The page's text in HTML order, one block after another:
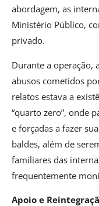
abordagem, as
Ministério Público,
privado.
Durante a operação,
abusos cometidos
relatos estava a
“quarto zero”, onde
e forçadas a fazer
baldes, além de
familiares das
frequentemente
Apoio e